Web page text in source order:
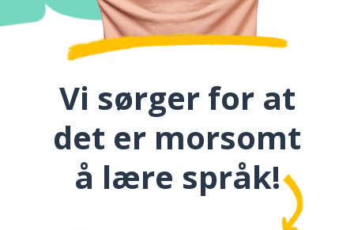
Vi sørger for at
det er morsomt
å lære språk!